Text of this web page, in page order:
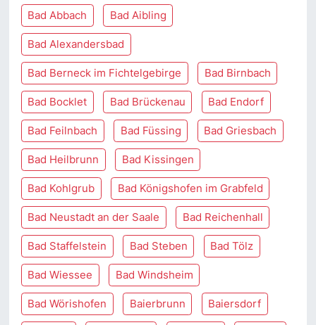
Bad Abbach Bad Aibling
Bad Alexandersbad
Bad Berneck im Fichtelgebirge Bad Birnbach
Bad Bocklet Bad Brückenau Bad Endorf
Bad Feilnbach Bad Füssing Bad Griesbach
Bad Heilbrunn Bad Kissingen
Bad Kohlgrub Bad Königshofen im Grabfeld
Bad Neustadt an der Saale Bad Reichenhall
Bad Staffelstein Bad Steben Bad Tölz
Bad Wiessee Bad Windsheim
Bad Wörishofen Baierbrunn Baiersdorf